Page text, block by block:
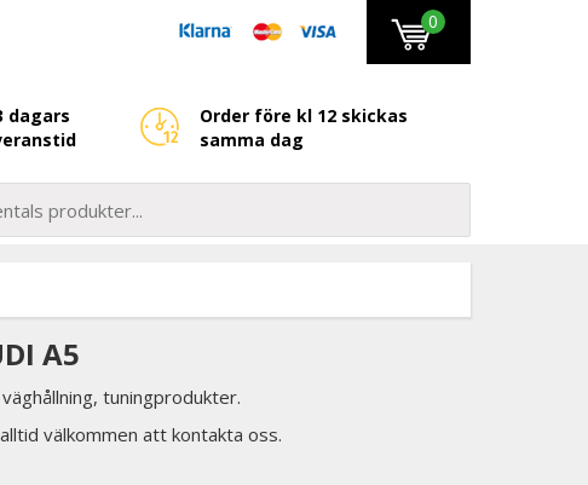
0
dagars
Order före kl 12 skickas
samma dag
A5
tuningprodukter.
välkommen att kontakta oss.